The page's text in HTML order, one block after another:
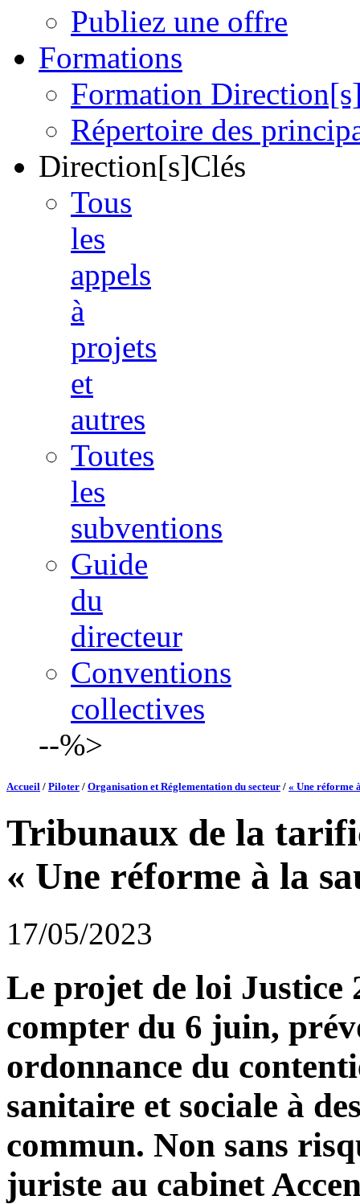
Publiez une offre
Formations
Formation
Répertoire des
Direction[s]Clés
Tous
les
appels
à
projets
et
autres
Toutes
les
subventions
Guide
du
directeur
Conventions
collectives
--%>
Accueil / Piloter / Organisation et Réglementation du secteur / « Une réforme
Tribunaux de la
« Une réforme à la
17/05/2023
Le projet de loi Justice
compter du 6 juin,
ordonnance du
sanitaire et sociale à
commun. Non sans
juriste au cabinet